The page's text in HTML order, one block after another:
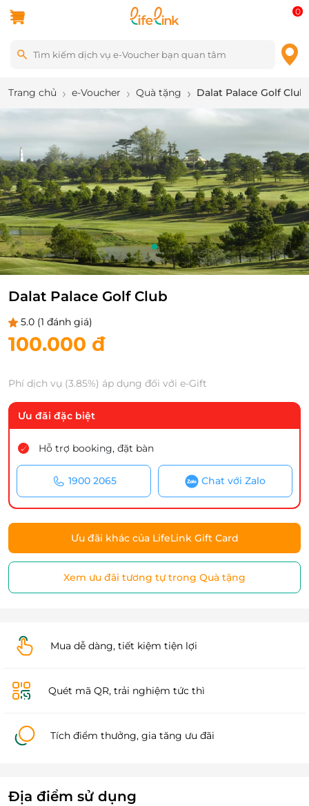
0
Trang chủ e-Voucher Quà tặng Dalat Palace Golf Club
1/1
Dalat Palace Golf Club
5.0 (1 đánh giá)
100.000 đ
Phí dịch vụ (3.85%) áp dụng đối với e-Gift
Ưu đãi đặc biệt
Hỗ trợ booking, đặt bàn
1900 2065 Chat với Zalo
Ưu đãi khác của LifeLink Gift Card
Xem ưu đãi tương tự trong Quà tặng
Mua dễ dàng, tiết kiệm tiện lợi
Quét mã QR, trải nghiệm tức thì
Tích điểm thưởng, gia tăng ưu đãi
Địa điểm sử dụng